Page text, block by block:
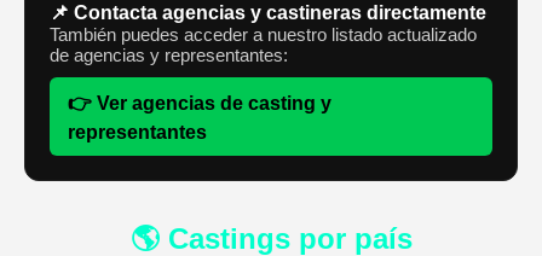
📌 Contacta agencias y castineras directamente
También puedes acceder a nuestro listado actualizado
de agencias y representantes:
👉 Ver agencias de casting y
representantes
🌎 Castings por país